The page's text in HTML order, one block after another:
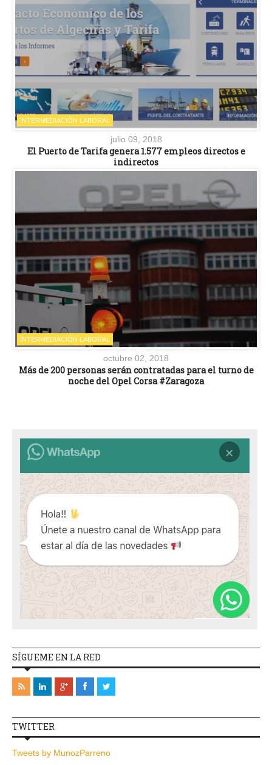
INTERMEDIACIÓN LABORAL
julio 09, 2018
El Puerto de Tarifa genera 1.577 empleos directos e
indirectos
INTERMEDIACIÓN LABORAL
octubre 02, 2018
Más de 200 personas serán contratadas para el turno de
noche del Opel Corsa #Zaragoza
SÍGUEME EN LA RED
TWITTER
Tweets by MunozParreno